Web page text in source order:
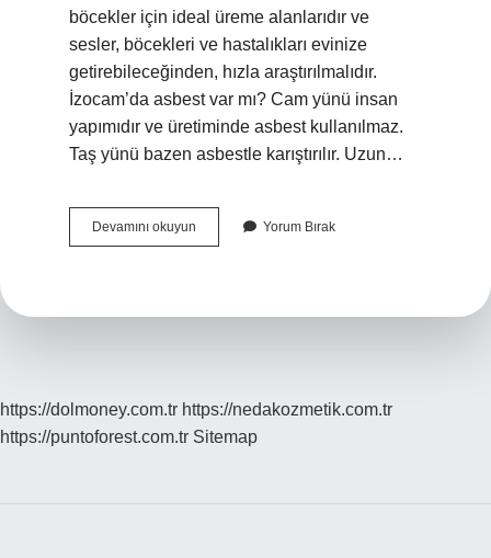
böcekler için ideal üreme alanlarıdır ve
sesler, böcekleri ve hastalıkları evinize
getirebileceğinden, hızla araştırılmalıdır.
İzocam’da asbest var mı? Cam yünü insan
yapımıdır ve üretiminde asbest kullanılmaz.
Taş yünü bazen asbestle karıştırılır. Uzun…
Devamını okuyun
Böcek
Yorum Bırak
https://dolmoney.com.tr https://nedakozmetik.com.tr
https://puntoforest.com.tr Sitemap